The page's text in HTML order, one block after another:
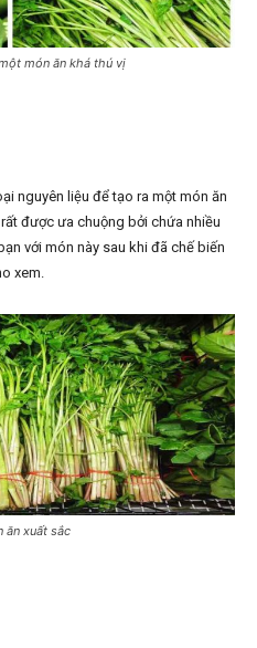
món ăn khá thú vị
nguyên liệu để tạo ra một món ăn
được ưa chuộng bởi chứa nhiều
với món này sau khi đã chế biến
xem.
ăn xuất sắc